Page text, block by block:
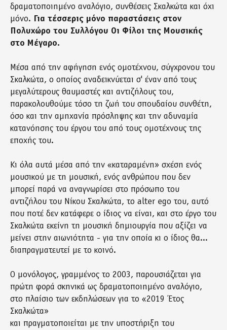
δραματοποιημένο αναλόγιο, συνθέσεις Σκαλκώτα και όχι
μόνο. Για τέσσερις μόνο παραστάσεις στον
Πολυχώρο του Συλλόγου Οι Φίλοι της Μουσικής
στο Μέγαρο.
Μέσα από την αφήγηση ενός ομοτέχνου, σύγχρονου του
Σκαλκώτα, ο οποίος αναδεικνύεται σ' έναν από τους
μεγαλύτερους θαυμαστές και αντιζήλους του,
παρακολουθούμε τόσο τη ζωή του σπουδαίου συνθέτη,
όσο και την αμηχανία πρόσληψης και την αδυναμία
κατανόησης του έργου του από τους ομοτέχνους της
εποχής του.
Κι όλα αυτά μέσα από την «καταραμένη» σχέση ενός
μουσικού με τη μουσική, ενός ανθρώπου που δεν
μπορεί παρά να αναγνωρίσει στο πρόσωπο του
αντιζήλου του Νίκου Σκαλκώτα, το alter ego του, αυτό
που ποτέ δεν κατάφερε ο ίδιος να είναι, και στο έργο του
Σκαλκώτα εκείνη τη μουσική δημιουργία που αξίζει να
μείνει στην αιωνιότητα - για την οποία κι ο ίδιος θα...
διαπραγματευτεί με το κοινό.
Ο μονόλογος, γραμμένος το 2003, παρουσιάζεται για
πρώτη φορά σκηνικά ως δραματοποιημένο αναλόγιο,
στο πλαίσιο των εκδηλώσεων για το «2019 Έτος
Σκαλκώτα»
και πραγματοποιείται με την υποστήριξη του